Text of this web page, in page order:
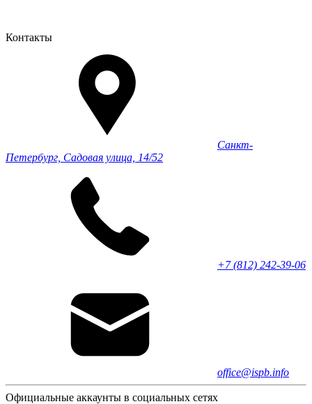
Контакты
Санкт-
Петербург, Садовая улица, 14/52
+7 (812) 242-39-06
office@ispb.info
Официальные аккаунты в социальных сетях